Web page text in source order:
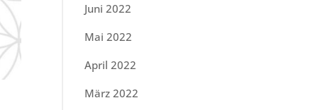
Juni 2022
Mai 2022
April 2022
März 2022